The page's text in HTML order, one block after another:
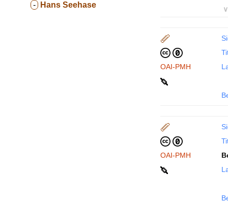
- Hans Seehase
∨
OAI-PMH
OAI-PMH